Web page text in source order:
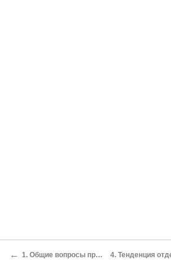
← 1. Общие вопросы применения коллизионного метода правового регулирования